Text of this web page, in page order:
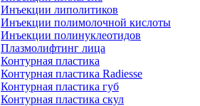
Инъекции липолитиков
Инъекции полимолочной кислоты
Инъекции полинуклеотидов
Плазмолифтинг лица
Контурная пластика
Контурная пластика Radiesse
Контурная пластика губ
Контурная пластика скул